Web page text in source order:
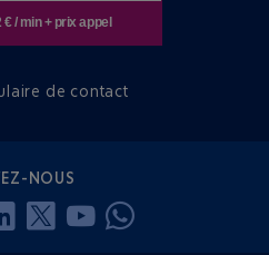
/ min + prix appel
de contact
NOUS